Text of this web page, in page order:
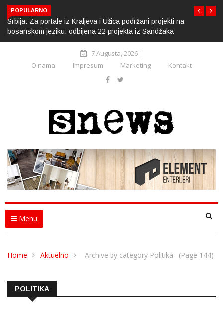
POPULARNO
Srbija: Za portale iz Kraljeva i Užica podržani projekti na
bosanskom jeziku, odbijena 22 projekta iz Sandžaka
7 Augusta, 2026
O nama
Impresum Marketing Kontakt
Menu
Home Aktuelno Archive by category Politika (Page 144)
POLITIKA